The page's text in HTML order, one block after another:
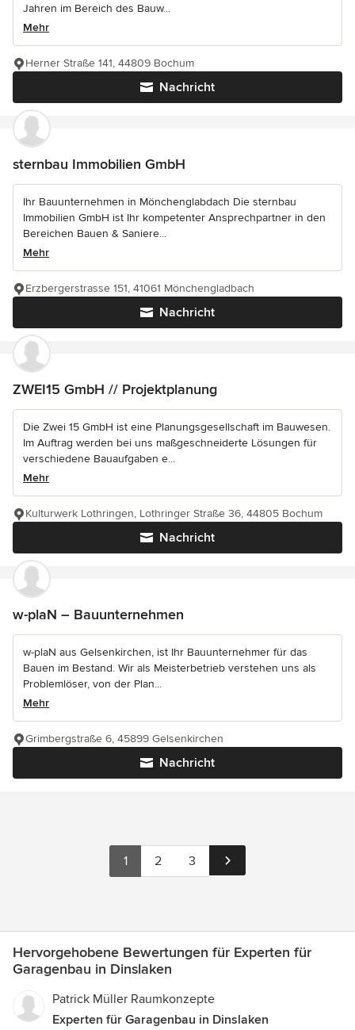
Jahren im Bereich des Bauw...
Mehr
Nachricht
Herner Straße 141, 44809 Bochum
sternbau Immobilien GmbH
Ihr Bauunternehmen in Mönchenglabdach Die sternbau
Immobilien GmbH ist Ihr kompetenter Ansprechpartner in den
Bereichen Bauen & Saniere...
Mehr
Nachricht
Erzbergerstrasse 151, 41061 Mönchengladbach
ZWEI15 GmbH // Projektplanung
Die Zwei 15 GmbH ist eine Planungsgesellschaft im Bauwesen.
Im Auftrag werden bei uns maßgeschneiderte Lösungen für
verschiedene Bauaufgaben e...
Mehr
Nachricht
Kulturwerk Lothringen, Lothringer Straße 36, 44805 Bochum
w-plaN – Bauunternehmen
w-plaN aus Gelsenkirchen, ist Ihr Bauunternehmer für das
Bauen im Bestand. Wir als Meisterbetrieb verstehen uns als
Problemlöser, von der Plan...
Mehr
Nachricht
Grimbergstraße 6, 45899 Gelsenkirchen
1 2 3
Hervorgehobene Bewertungen für Experten für
Garagenbau in Dinslaken
Patrick Müller Raumkonzepte
Experten für Garagenbau in Dinslaken